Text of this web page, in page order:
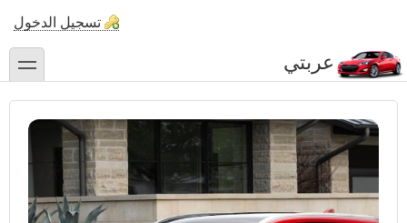
الرئيسي
تسجيل الدخول
عربتي toggle